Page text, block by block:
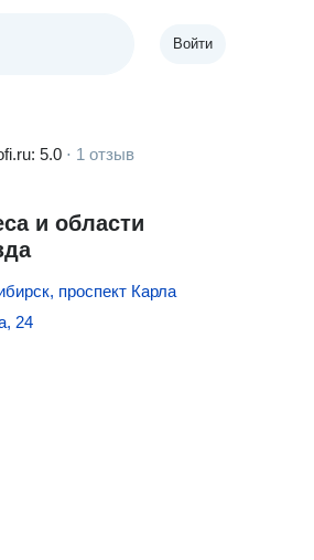
Войти
5.0 ⋅ 1 отзыв
и области
проспект Карла
24